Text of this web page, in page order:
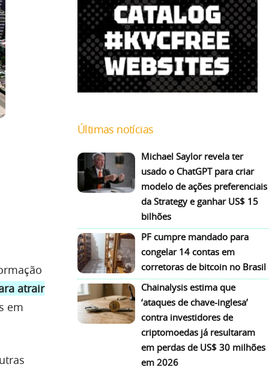
atrair
em
Últimas notícias
Michael Saylor revela ter
usado o ChatGPT para criar
modelo de ações preferenciais
da Strategy e ganhar US$ 15
bilhões
PF cumpre mandado para
congelar 14 contas em
corretoras de bitcoin no Brasil
Chainalysis estima que
‘ataques de chave-inglesa’
contra investidores de
criptomoedas já resultaram
em perdas de US$ 30 milhões
em 2026